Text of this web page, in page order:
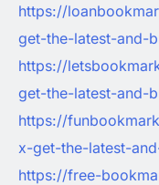
https://
get-the-latest-and-
https://
get-the-latest-and-
https://
x-get-the-latest-
https://free-